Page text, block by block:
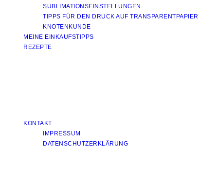
SUBLIMATIONSEINSTELLUNGEN
TIPPS FÜR DEN DRUCK AUF TRANSPARENTPAPIER
KNOTENKUNDE
MEINE EINKAUFSTIPPS
REZEPTE
KONTAKT
IMPRESSUM
DATENSCHUTZERKLÄRUNG